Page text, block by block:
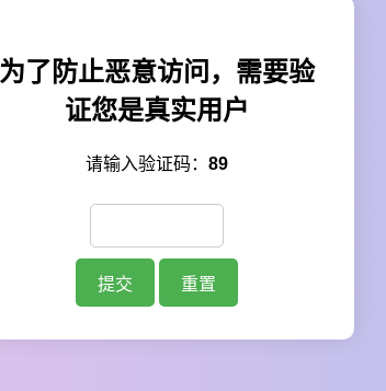
为了防止恶意访问，需要验
证您是真实用户
请输入验证码： 89
提交 重置